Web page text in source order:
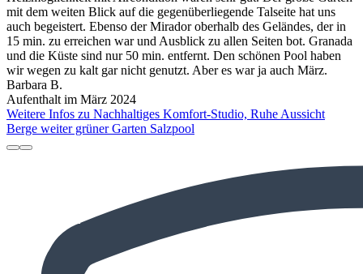
mit dem weiten Blick auf die gegenüberliegende Talseite hat uns
auch begeistert. Ebenso der Mirador oberhalb des Geländes, der in
15 min. zu erreichen war und Ausblick zu allen Seiten bot. Granada
und die Küste sind nur 50 min. entfernt. Den schönen Pool haben
wir wegen zu kalt gar nicht genutzt. Aber es war ja auch März.
Barbara B.
Aufenthalt im März 2024
Weitere Infos zu Nachhaltiges Komfort-Studio, Ruhe Aussicht
Berge weiter grüner Garten Salzpool